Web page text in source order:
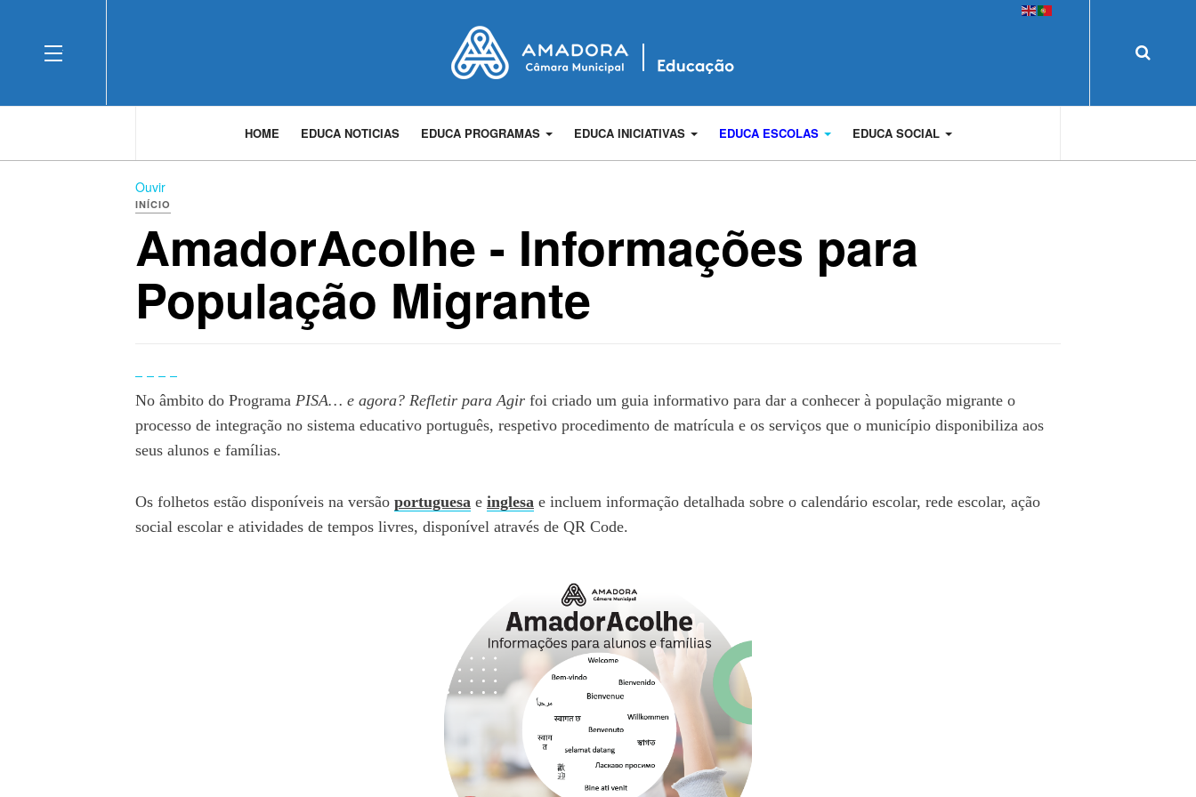
OFF CANVAS
HOME EDUCA NOTICIAS EDUCA PROGRAMAS EDUCA INICIATIVAS EDUCA ESCOLAS EDUCA SOCIAL
Ouvir
INÍCIO
AmadorAcolhe - Informações para
População Migrante
No âmbito do Programa PISA… e agora? Refletir para Agir foi criado um guia informativo para dar a conhecer à população migrante o
processo de integração no sistema educativo português, respetivo procedimento de matrícula e os serviços que o município disponibiliza aos
seus alunos e famílias.
Os folhetos estão disponíveis na versão portuguesa e inglesa e incluem informação detalhada sobre o calendário escolar, rede escolar, ação
social escolar e atividades de tempos livres, disponível através de QR Code.